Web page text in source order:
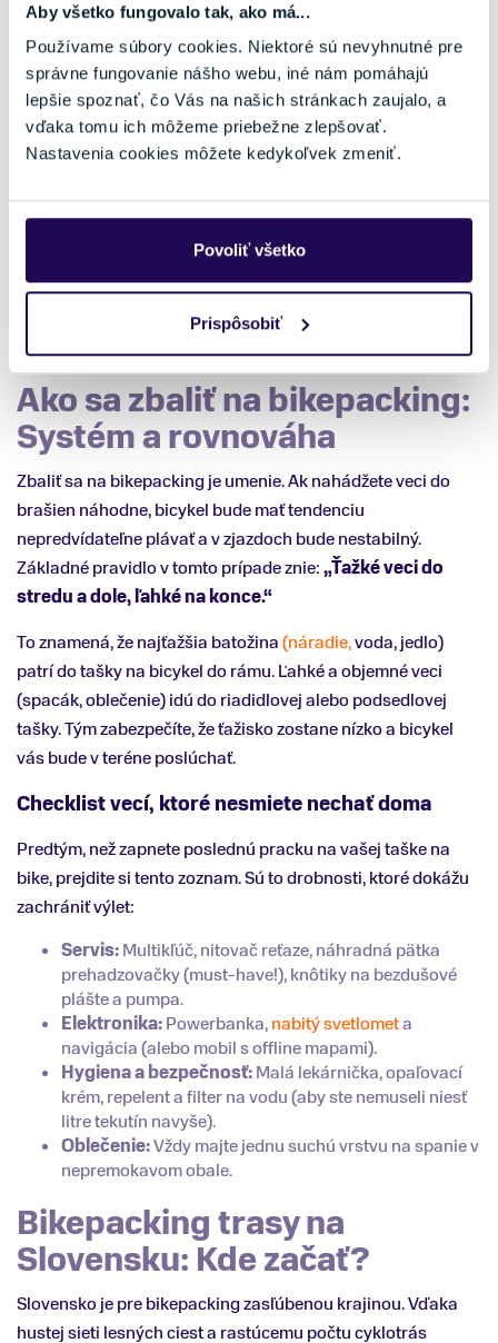
Aby všetko fungovalo tak, ako má...
Používame súbory cookies. Niektoré sú nevyhnutné pre
správne fungovanie nášho webu, iné nám pomáhajú
lepšie spoznať, čo Vás na našich stránkach zaujalo, a
vďaka tomu ich môžeme priebežne zlepšovať.
Nastavenia cookies môžete kedykoľvek zmeniť.
Povoliť všetko
Prispôsobiť
Výber spacáku a karimatky podľa sezóny
Pri výbere spania pre bikepacking sledujte jeden hlavný
parameter:objem po zbalení.
Spacák:Páperové spacáky sú pre bikepacking
ideálom. Majú najlepší pomer tepla k hmotnosti a dajú
poľahky zmestia do tašky pod sedadlo bicykla.
Syntetika je lacnejšia, ale v brašnách vám zaberie
dvakrát toľko miesta.
Zabudnite na klasické penové „karimatky“
uviazané zvonku na bicykli. Nafukovacie modely
ponúkajú kráľovský komfort aj na nerovnom povrchu
a po vyfúknutí nie sú väčšie ako plechovka piva.
Ako sa zbaliť na bikepacking:
Systém a rovnováha
Zbaliť sa na bikepacking je umenie. Ak nahádžete veci do
brašien náhodne, bicykel bude mať tendenciu
nepredvídateľne plávať a v zjazdoch bude nestabilný.
Základné pravidlo v tomto prípade znie:„Ťažké veci do
stredu a dole, ľahké na konce.“
To znamená, že najťažšia batožina(náradie,voda, jedlo)
patrí do tašky na bicykel do rámu. Ľahké a objemné veci
(spacák, oblečenie) idú do riadidlovej alebo podsedlovej
tašky. Tým zabezpečíte, že ťažisko zostane nízko a bicykel
vás bude v teréne poslúchať.
Checklist vecí, ktoré nesmiete nechať doma
Predtým, než zapnete poslednú pracku na vašej taške na
bike, prejdite si tento zoznam. Sú to drobnosti, ktoré dokážu
zachrániť výlet:
Servis:Multikľúč, nitovač reťaze, náhradná pätka
prehadzovačky (must-have!), knôtiky na bezdušové
plášte a pumpa.
Elektronika:Powerbanka,nabitý svetlometa
navigácia (alebo mobil s offline mapami).
Hygiena a bezpečnosť:Malá lekárnička, opaľovací
krém, repelent a filter na vodu (aby ste nemuseli niesť
litre tekutín navyše).
Oblečenie:Vždy majte jednu suchú vrstvu na spanie v
nepremokavom obale.
Bikepacking trasy na
Slovensku: Kde začať?
Slovensko je pre bikepacking zasľúbenou krajinou. Vďaka
hustej sieti lesných ciest a rastúcemu počtu cyklotrás